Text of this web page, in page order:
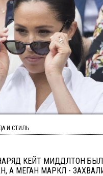
КЕЙТ МИДДЛТОН БЫЛ
А МЕГАН МАРКЛ -
И СТИЛЬ